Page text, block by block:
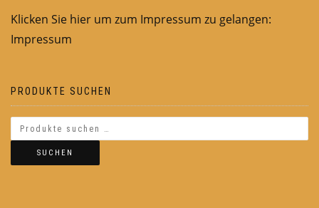
Klicken Sie hier um zum Impressum zu gelangen:
Impressum
PRODUKTE SUCHEN
SUCHEN